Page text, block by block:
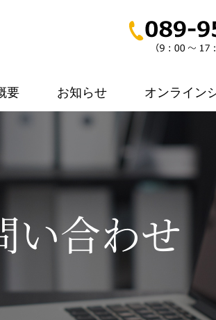
要 お知らせ オンライン
い合わせ